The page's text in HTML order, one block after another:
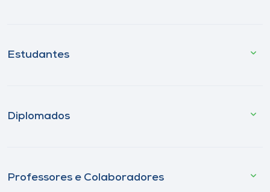
Estudantes
Diplomados
Professores e Colaboradores